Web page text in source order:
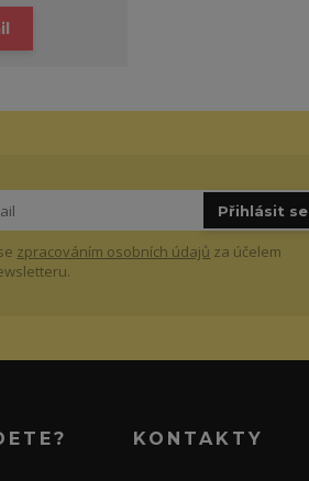
Přihlásit se
zpracováním osobních údajů za účelem
KONTAKTY